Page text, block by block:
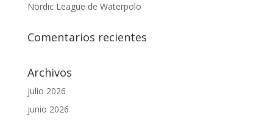
Nordic League de Waterpolo
Comentarios recientes
Archivos
julio 2026
junio 2026